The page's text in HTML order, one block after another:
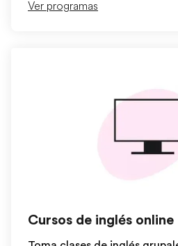
Ver programas
Cursos de inglés online